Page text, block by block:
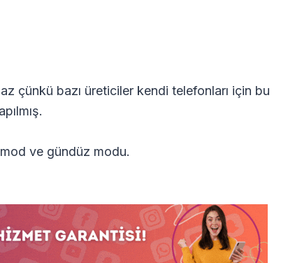
çünkü bazı üreticiler kendi telefonları için bu
ve gündüz modu.